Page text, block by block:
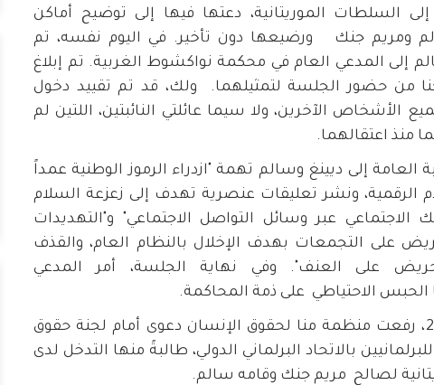
السلطات الموريتانية، دعتها فيها إلى توضيح أماكن
ومريم جنك ورضيعها دون تأخير. في اليوم نفسه، تم
إلى المدعي العام في محكمة نواكشوط الغربية. تم إبلاغ
من حضور الجلسة لتمثيلهما. ولك، قد تم تقييد دخول
الأشخاص الآخرين، ولا سيما عائلتي النائبتين، اللتين لم
منذ اعتقالهما.
العامة إلى ديينغ وسالم تهمة "ازدراء الرموز الوطنية عمداً
الرقمية، ونشر تعليقات عنصرية تهدف إلى زعزعة السلام
الاجتماعي عبر وسائل التواصل الاجتماعي" و"التهديدات
على التجمعات بهدف الإخلال بالنظام العام، والقذف
على العنف". وفي نهاية الجلسة، أمر المدعي
الحبس الاحتياطي على ذمة المحاكمة.
في 29 أبريل 2026، رفعت منظمة منا لحقوق الإنسان دعوى أمام لجنة حقوق
بالاتحاد البرلماني الدولي، طالبةً منها التدخل لدى
لصالح مريم جنك وقامه سالم.